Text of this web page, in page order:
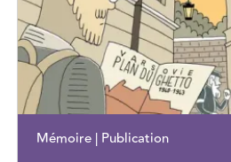
Mémoire | Publication